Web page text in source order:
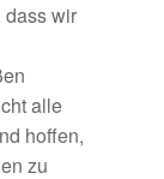
wir
alle
hoffen,
zu